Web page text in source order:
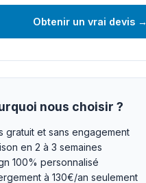
Obtenir un vrai devis →
nous choisir ?
gratuit et sans engagement
en 2 à 3 semaines
100% personnalisé
à 130€/an seulement